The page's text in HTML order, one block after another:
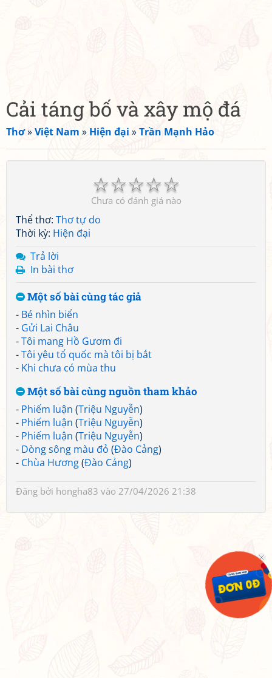
Cải táng bố và xây mộ đá
Thơ»Việt Nam » Hiện đại »Trần Mạnh Hảo
☆
☆
☆
☆
☆
Chưa có đánh giá nào
Thể thơ: Thơ tự do
Thời kỳ: Hiện đại
Trả lời
In bài thơ
Một số bài cùng tác giả
- Bé nhìn biển
- Gửi Lai Châu
-Tôi mang Hồ Gươm đi
-Tôi yêu tổ quốc mà tôi bị bắt
- Khi chưa có mùa thu
Một số bài cùng nguồn tham khảo
- Phiếm luận (Triệu Nguyễn)
- Phiếm luận (Triệu Nguyễn)
- Phiếm luận (Triệu Nguyễn)
- Dòng sông màu đỏ (Đào Cảng)
- Chùa Hương(Đào Cảng)
Đăng bởi hongha83 vào 27/04/2026 21:38